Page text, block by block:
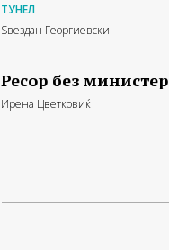
ТУНЕЛ
Ѕвездан Георгиевски
Ресор без министер
Ирена Цветковиќ